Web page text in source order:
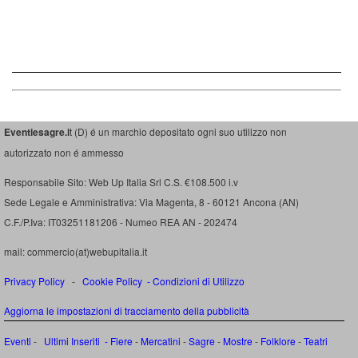
Eventiesagre.it (D) é un marchio depositato ogni suo utilizzo non
autorizzato non é ammesso
Responsabile Sito: Web Up Italia Srl C.S. €108.500 i.v
Sede Legale e Amministrativa: Via Magenta, 8 - 60121 Ancona (AN)
C.F./P.Iva: IT03251181206 - Numeo REA AN - 202474
mail: commercio(at)webupitalia.it
Privacy Policy - Cookie Policy -Condizioni di Utilizzo
Aggiorna le impostazioni di tracciamento della pubblicità
Eventi - Ultimi Inseriti - Fiere - Mercatini -Sagre - Mostre - Folklore -Teatri